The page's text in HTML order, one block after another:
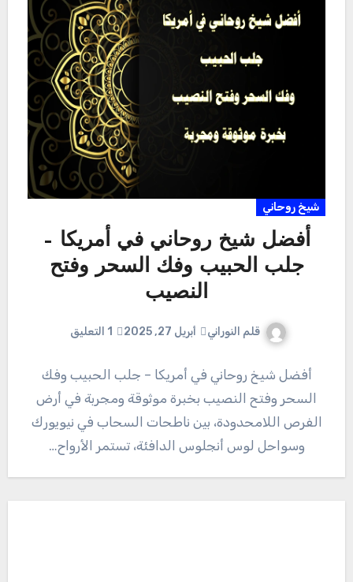
شيخ روحاني
أفضل شيخ روحاني في أمريكا –
جلب الحبيب وفك السحر وفتح
النصيب
قلم النوراني أبريل 27, 2025 1 التعليق
أفضل شيخ روحاني في أمريكا – جلب الحبيب وفك
السحر وفتح النصيب بخبرة موثوقة ومجربة في أرض
الفرص اللامحدودة، بين ناطحات السحاب في نيويورك
وسواحل لوس أنجلوس الدافئة، تستمر الأرواح…